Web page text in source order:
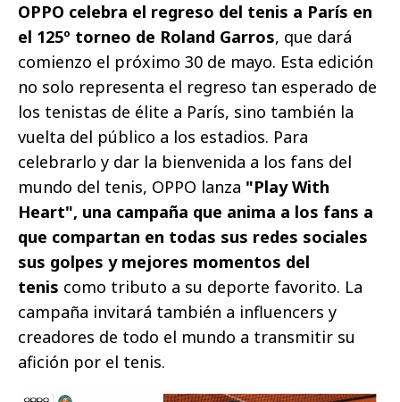
OPPO celebra el regreso del tenis a París en
el 125º torneo de Roland Garros, que dará
comienzo el próximo 30 de mayo. Esta edición
no solo representa el regreso tan esperado de
los tenistas de élite a París, sino también la
vuelta del público a los estadios. Para
celebrarlo y dar la bienvenida a los fans del
mundo del tenis, OPPO lanza "Play With
Heart", una campaña que anima a los fans a
que compartan en todas sus redes sociales
sus golpes y mejores momentos del
tenis como tributo a su deporte favorito. La
campaña invitará también a influencers y
creadores de todo el mundo a transmitir su
afición por el tenis.